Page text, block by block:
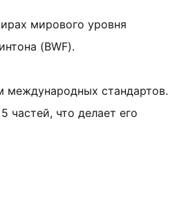
мирового уровня
(BWF).
международных стандартов.
частей, что делает его